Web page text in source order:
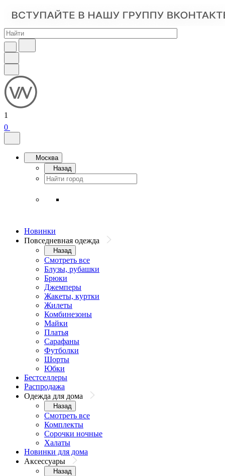
1
0
Москва
Назад
Новинки
Повседневная одежда
Назад
Смотреть все
Блузы, рубашки
Брюки
Джемперы
Жакеты, куртки
Жилеты
Комбинезоны
Майки
Платья
Сарафаны
Футболки
Шорты
Юбки
Бестселлеры
Распродажа
Одежда для дома
Назад
Смотреть все
Комплекты
Сорочки ночные
Халаты
Новинки для дома
Аксессуары
Назад